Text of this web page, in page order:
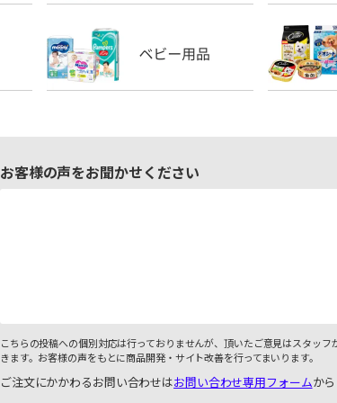
お客様の声をお聞かせください
こちらの投稿への個別対応は行っておりませんが、頂いたご意見はスタッフ
きます。お客様の声をもとに商品開発・サイト改善を行ってまいります。
ご注文にかかわるお問い合わせはお問い合わせ専用フォームから